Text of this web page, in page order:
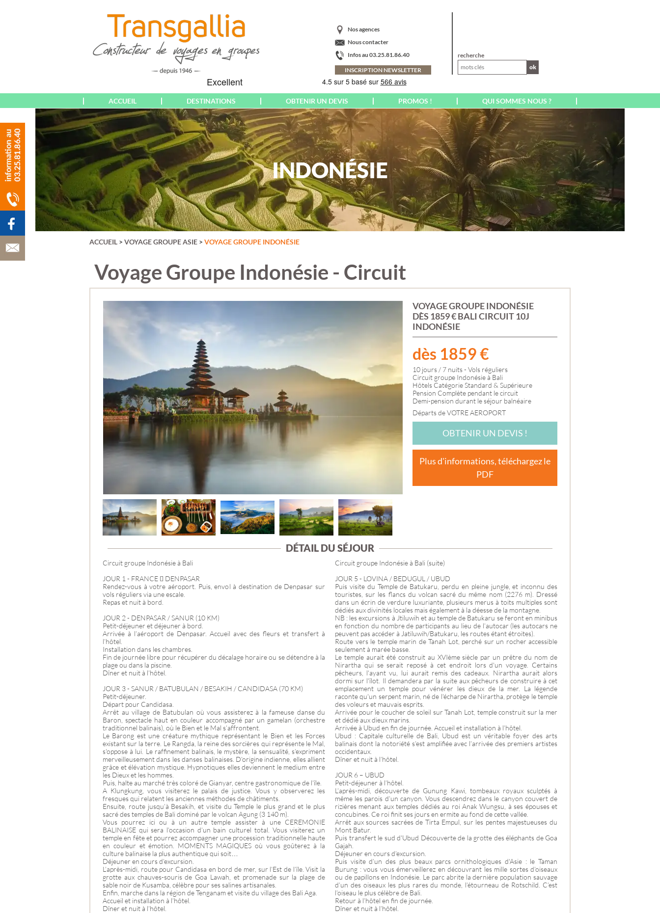
Nos agences
Nous contacter
Infos au 03.25.81.86.40
INSCRIPTION NEWSLETTER
recherche
ok
ACCUEIL DESTINATIONS
THÉMATIQUES
WEEK-END &
COURT SÉJOUR
SÉJOUR
CIRCUIT
CROISIÈRE
RANDONNÉE
PARTICULIERS
(DÉPARTS PARIS)
PARTICULIERS
(DÉPARTS AUBE &
VATRY)
EUROPE
ALBANIE
ALGARVE
ALLEMAGNE
ALSACE
AMNEVILLE
AMSTERDAM
ANDALOUSIE
ANGLETERRE
ATHÈNES
AUTRICHE & TYROL
AUVERGNE
AÇORES
BAIE DE SOMME
BERLIN
BORDEAUX &
VIGNOBLE
BULGARIE
CANARIES
CARNAVAL DE NICE
CARNAVAL DE
VENISE
CATALOGNE
CHAMPAGNE
CHYPRE
CHÂTEAUX DE LA
LOIRE
CINQUE TERRE
COPENHAGUE
CRÈTE
ECOSSE
EMILIE-ROMAGNE
ESPAGNE
EUROPA-PARK
FLORENCE
FLORIADE
EXPOSITION
FRANCE
FUERTEVENTURA
FUTUROSCOPE
FÊTE DES LUMIÈRES
LYON
ILE DE KOS
IRLANDE
ISLANDE
LAPONIE
MACÉDOINE
MARCHÉS DE NOËL
MONT SAINT
MICHEL
MONTÉNÉGRO
NORVÈGE
PARIS
PAYS BALTES
PAYS BASQUE
PAYS DE GALLES
CORNOUAILLES
POLOGNE
PONTS MAI-JUIN
PORT AVENTURA
PORTUGAL
POUILLES
PRAGUE &
TCHÉQUIE
ROME
ROUMANIE
SAINT JACQUES DE
SUÈDE
AMÉRIQUE
ARGENTINE
BAHAMAS
BRÉSIL
CANADA
COLOMBIE
COSTA RICA
CUBA
EQUATEUR &
GALAPAGOS
ETATS-UNIS USA
GUADELOUPE
GUATEMALA
PÉROU
RÉPUBLIQUE
DOMINICAINE
FRANCE
AUVERGNE-
RHÔNE-ALPES
BOURGOGNE-
FRANCHE-COMTÉ
BRETAGNE
LOIRE
GRAND-EST
HAUTS-DE-FRANCE
NORMANDIE
NOUVELLE-
AQUITAINE
PAYS-DE-LA-LOIRE
PROVENCE-ALPES-
ÎLE DE FRANCE
AFRIQUE
AFRIQUE DU SUD
CAP VERT SAL BOA
VISTA
EGYPTE
ILE MAURICE
ILE DE LA RÉUNION
KENYA
MADAGASCAR
MAROC
MARRAKECH
SÉNÉGAL
TANZANIE
CAMBODGE
CHINE
DUBAÏ
INDE
INDONÉSIE
IRAN
JAPON
JORDANIE
OMAN
OUZBÉKISTAN
SRI LANKA
THAÏLANDE
OBTENIR UN DEVIS PROMOS ! QUI SOMMES NOUS ?
INDONÉSIE
ACCUEIL > VOYAGE GROUPE ASIE > VOYAGE GROUPE INDONÉSIE
Voyage Groupe Indonésie - Circuit
VOYAGE GROUPE INDONÉSIE
DÈS 1859 € BALI CIRCUIT 10J
INDONÉSIE
dès 1859€
10 jours / 7 nuits - Vols réguliers
Circuit groupe Indonésie à Bali
Hôtels Catégorie Standard & Supérieure
Pension Complète pendant le circuit
Demi-pension durant le séjour balnéaire
Départs de VOTRE AEROPORT
OBTENIR UN DEVIS !
Plus d'informations, téléchargez le
PDF
DÉTAIL DU SÉJOUR
Circuit groupe Indonésie à Bali
JOUR 1 - FRANCE  DENPASAR
Rendez-vous à votre aéroport. Puis, envol à destination de Denpasar sur
vols réguliers via une escale.
Repas et nuit à bord.
JOUR 2 - DENPASAR / SANUR (10 KM)
Petit-déjeuner et déjeuner à bord.
Arrivée à l’aéroport de Denpasar. Accueil avec des fleurs et transfert à
l’hôtel.
Installation dans les chambres.
Fin de journée libre pour récupérer du décalage horaire ou se détendre à la
plage ou dans la piscine.
Dîner et nuit à l’hôtel.
JOUR 3 - SANUR / BATUBULAN / BESAKIH / CANDIDASA (70 KM)
Petit-déjeuner.
Départ pour Candidasa.
Arrêt au village de Batubulan où vous assisterez à la fameuse danse du
Baron, spectacle haut en couleur accompagné par un gamelan (orchestre
traditionnel balinais), où le Bien et le Mal s’affrontent.
Le Barong est une créature mythique représentant le Bien et les Forces
existant sur la terre. Le Rangda, la reine des sorcières qui représente le Mal,
s'oppose à lui. Le raffinement balinais, le mystère, la sensualité, s’expriment
merveilleusement dans les danses balinaises. D’origine indienne, elles allient
grâce et élévation mystique. Hypnotiques elles deviennent le medium entre
les Dieux et les hommes.
Puis, halte au marché très coloré de Gianyar, centre gastronomique de l’île.
A Klungkung, vous visiterez le palais de justice. Vous y observerez les
fresques qui relatent les anciennes méthodes de châtiments.
Ensuite, route jusqu’à Besakih, et visite du Temple le plus grand et le plus
sacré des temples de Bali dominé par le volcan Agung (3 140 m).
Vous pourrez ici ou à un autre temple assister à une CEREMONIE
BALINAISE qui sera l’occasion d’un bain culturel total. Vous visiterez un
temple en fête et pourrez accompagner une procession traditionnelle haute
en couleur et émotion. MOMENTS MAGIQUES où vous goûterez à la
culture balinaise la plus authentique qui soit…
Déjeuner en cours d’excursion.
L’après-midi, route pour Candidasa en bord de mer, sur l’Est de l’île. Visit la
grotte aux chauves-souris de Goa Lawah, et promenade sur la plage de
sable noir de Kusamba, célèbre pour ses salines artisanales.
Enfin, marche dans la région de Tenganam et visite du village des Bali Aga.
Accueil et installation à l’hôtel.
Dîner et nuit à l’hôtel.
Circuit groupe Indonésie à Bali (suite)
JOUR 5 - LOVINA / BEDUGUL / UBUD
Puis visite du Temple de Batukaru, perdu en pleine jungle, et inconnu des
touristes, sur les flancs du volcan sacré du même nom (2276 m). Dressé
dans un écrin de verdure luxuriante, plusieurs merus à toits multiples sont
dédiés aux divinités locales mais également à la déesse de la montagne.
NB : les excursions à Jtiluwih et au temple de Batukaru se feront en minibus
en fonction du nombre de participants au lieu de l’autocar (les autocars ne
peuvent pas accéder à Jatiluwih/Batukaru, les routes étant étroites).
Route vers le temple marin de Tanah Lot, perché sur un rocher accessible
seulement à marée basse.
Le temple aurait été construit au XVIème siècle par un prêtre du nom de
Nirartha qui se serait reposé à cet endroit lors d'un voyage. Certains
pêcheurs, l'ayant vu, lui aurait remis des cadeaux. Nirartha aurait alors
dormi sur l'îlot. Il demandera par la suite aux pêcheurs de construire à cet
emplacement un temple pour vénérer les dieux de la mer. La légende
raconte qu'un serpent marin, né de l'écharpe de Nirartha, protège le temple
des voleurs et mauvais esprits.
Arrivée pour le coucher de soleil sur Tanah Lot, temple construit sur la mer
et dédié aux dieux marins.
Arrivée à Ubud en fin de journée. Accueil et installation à l’hôtel.
Ubud : Capitale culturelle de Bali, Ubud est un véritable foyer des arts
balinais dont la notoriété s’est amplifiée avec l’arrivée des premiers artistes
occidentaux.
Dîner et nuit à l’hôtel.
JOUR 6 – UBUD
Petit-déjeuner à l’hôtel.
L’après-midi, découverte de Gunung Kawi, tombeaux royaux sculptés à
même les parois d’un canyon. Vous descendrez dans le canyon couvert de
rizières menant aux temples dédiés au roi Anak Wungsu, à ses épouses et
concubines. Ce roi finit ses jours en ermite au fond de cette vallée.
Arrêt aux sources sacrées de Tirta Empul, sur les pentes majestueuses du
Mont Batur.
Puis transfert le sud d'Ubud Découverte de la grotte des éléphants de Goa
Gajah.
Déjeuner en cours d’excursion.
Puis visite d’un des plus beaux parcs ornithologiques d'Asie : le Taman
Burung : vous vous émerveillerez en découvrant les mille sortes d’oiseaux
ou de papillons en Indonésie. Le parc abrite la dernière population sauvage
d’un des oiseaux les plus rares du monde, l’étourneau de Rotschild. C’est
l’oiseau le plus célèbre de Bali.
Retour à l’hôtel en fin de journée.
Dîner et nuit à l’hôtel.